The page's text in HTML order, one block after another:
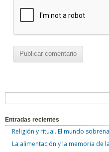
s
Entradas recientes
Religión y ritual. El mundo
La alimentación y la memoria de